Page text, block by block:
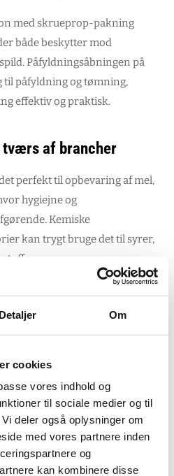
Detaljer Om
cookies
vores indhold og
til sociale medier og til
deler også oplysninger om
med vores partnere inden
og
kan kombinere disse
med skrueprop-pakning
både beskytter mod
Påfyldningsåbningen på
til påfyldning og tømning,
effektiv og praktisk.
tværs af brancher
perfekt til opbevaring af mel,
hygiejne og
Kemiske
kan trygt bruge det til syrer,
mens
gødning og kemikalier
til en pålidelig investering
for sikker opbevaring år